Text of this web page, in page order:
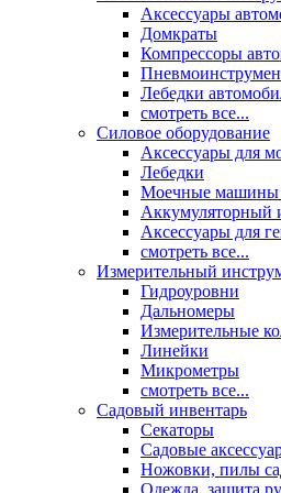
Аксессуары
Домкраты
Компрессоры
Лебедки
смотреть все...
Силовое оборудование
Аксессуары для
Лебедки
Моечные машины
Аккумуляторный
Аксессуары для
смотреть все...
Измерительный
Гидроуровни
Дальномеры
Измерительные
Линейки
Микрометры
смотреть все...
Садовый инвентарь
Секаторы
Садовые
Ножовки, пилы
Одежда, защита